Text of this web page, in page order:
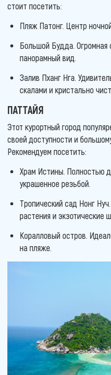
стоит посетить:
Пляж Патонг. Центр
Большой Будда. Огромная
панорамный вид.
Залив Пханг Нга.
скалами и кристально
ПАТТАЙЯ
Этот курортный город
своей доступности и
Рекомендуем посетить:
Храм Истины. Полностью
украшенное резьбой.
Тропический сад Нонг
растения и экзотические
Коралловый остров.
на пляже.